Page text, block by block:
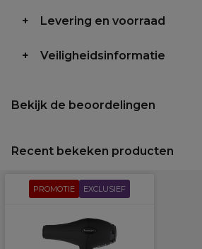
Levering en voorraad
Veiligheidsinformatie
Bekijk de beoordelingen
Recent bekeken producten
PROMOTIE EXCLUSIEF